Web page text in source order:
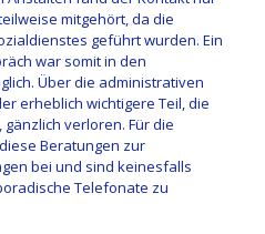
mitgehört, da die
geführt wurden. Ein
war somit in den
Über die administrativen
erheblich wichtigere Teil, die
verloren. Für die
Beratungen zur
bei und sind keinesfalls
Telefonate zu